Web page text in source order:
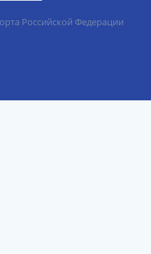
Российской Федерации